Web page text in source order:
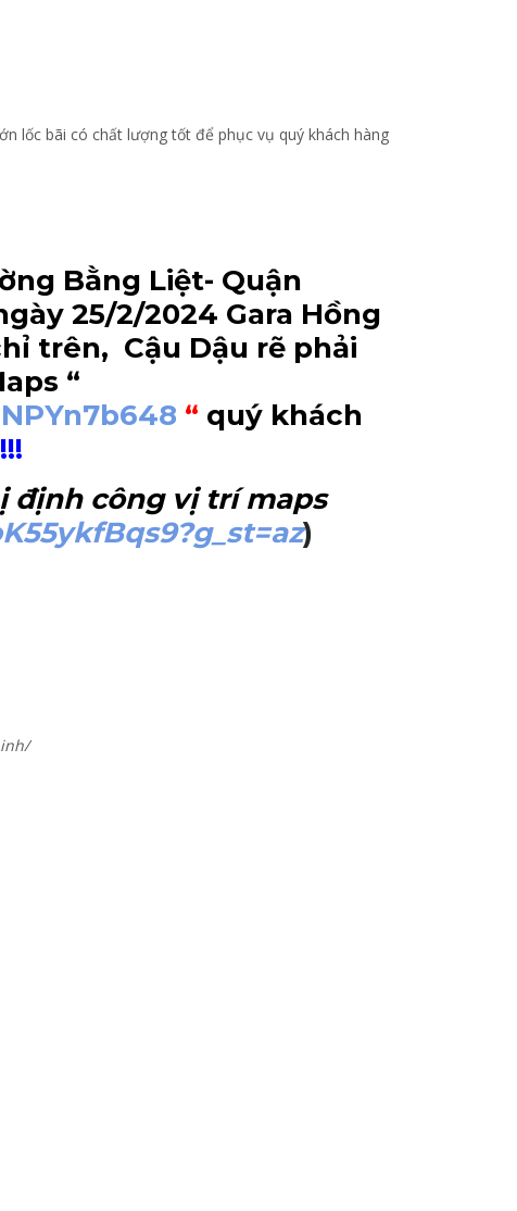
lốc bãi có chất lượng tốt để phục vụ quý khách hàng
Bằng Liệt- Quận
25/2/2024 Gara Hồng
trên, Cậu Dậu rẽ phải
“
“ quý khách
định công vị trí maps
)